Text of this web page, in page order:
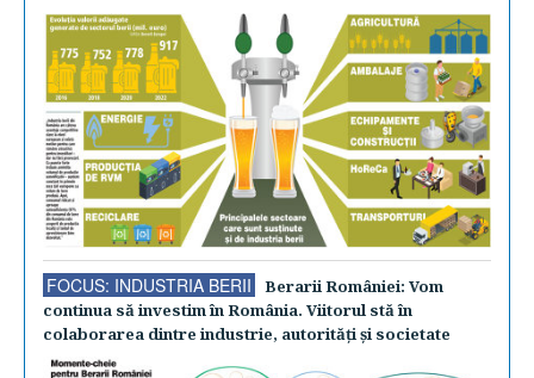
FOCUS: INDUSTRIA BERII
Berarii României: Vom
continua să investim în România. Viitorul stă în
colaborarea dintre industrie, autorităţi şi societate